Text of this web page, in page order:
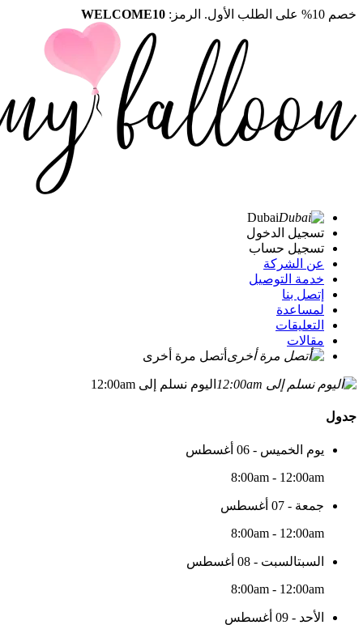
خصم 10% على الطلب الأول. الرمز: WELCOME10
Dubai
تسجيل الدخول
تسجيل حساب
عن الشركة
خدمة التوصيل
إتصل بنا
لمساعدة
التعليقات
مقالات
أتصل مرة أخرى
اليوم نسلم إلى 12:00am
جدول
يوم الخميس - 06 أغسطس
8:00am - 12:00am
جمعة - 07 أغسطس
8:00am - 12:00am
السبتالسبت - 08 أغسطس
8:00am - 12:00am
الأحد - 09 أغسطس